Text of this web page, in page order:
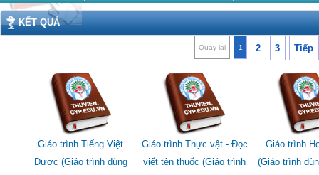
KẾT QUẢ
Quay lại 1 2 3 Tiếp
Giáo trình Tiếng Việt
Dược (Giáo trình dùng
Giáo trình Thực vật - Đọc
viết tên thuốc (Giáo trình
Giáo trình
(Giáo trình